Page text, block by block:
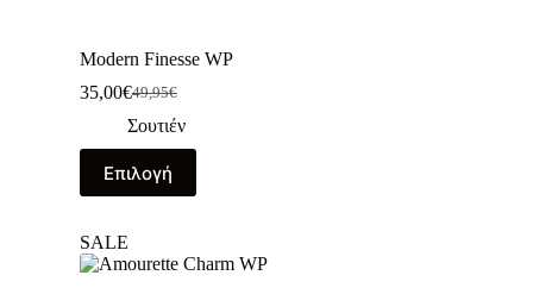
Modern Finesse WP
49,95€
35,00€
Σουτιέν
Επιλογή
SALE